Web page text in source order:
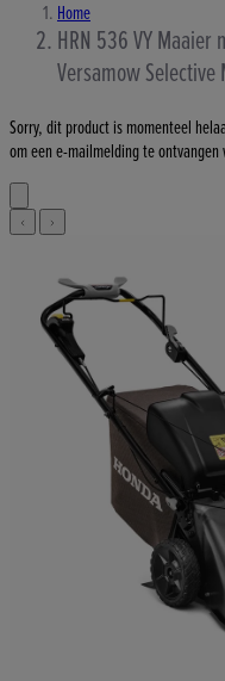
Home
HRN 536 VY
Versamow Selective
Sorry, dit product is momenteel
om een e-mailmelding te